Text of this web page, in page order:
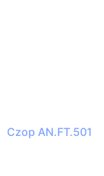
Czop AN.FT.501